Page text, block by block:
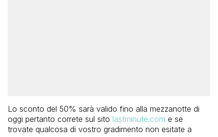
Lo sconto del 50% sarà valido fino alla mezzanotte di
oggi pertanto correte sul sito lastminute.com e se
trovate qualcosa di vostro gradimento non esitate a